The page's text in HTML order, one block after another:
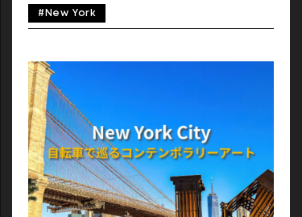
気。スタート時の気温は10度、風速20km
/h（寒！）、天気はどんよりとした曇り。それで
ジーを重ねてもたまらない寒さで、レインコート
を着用しても震えがくるほど。走ったら身体が温
まることを祈りつつ、まずはレンタルバイクをピ
ックアップしにマンハッタンの最南端、Battery
Parkへ。日の出前の海風が吹き荒ぶ中、こんな条
件の悪さで走っても楽しいのかという思いを抱き
つつ、結局は得難い観光体験に心おどった4時間
半… 目次 １，This is New York ! な街並み２，
The Harlem History３，アートを感じる街、
Brooklynへ 1、This is New York ! な街並み 早朝
からのどんより気分を吹っ飛ばしたNYの魅力、そ
#New York